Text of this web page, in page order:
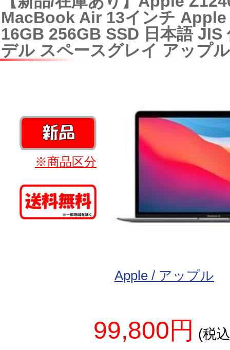
MacBook Air 13インチ Apple
16GB 256GB SSD 日本語 JIS
デル スペースグレイ アップル
※商品区分
Apple / アップル
99,800円 (税